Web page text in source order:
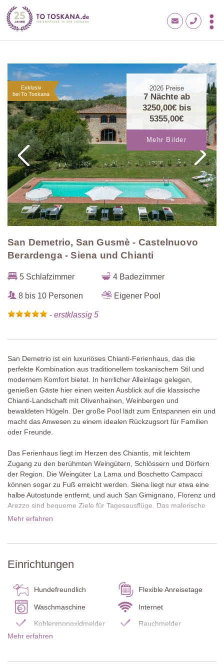
Exklusiv
bei To Toskana
2026Preise
7 Nächte ab
3250,00€bis
5355,00€
Mehr Bilder
San Demetrio, San Gusmè - Castelnuovo
Berardenga - Siena und Chianti
5 Schlafzimmer 4 Badezimmer
8 bis 10 Personen Eigener Pool
- erstklassig 5
San Demetrio ist ein luxuriöses Chianti-Ferienhaus, das die
perfekte Kombination aus traditionellem toskanischem Stil und
modernem Komfort bietet. In herrlicher Alleinlage gelegen,
genießen Gäste hier einen weiten Ausblick auf die klassische
Chianti-Landschaft mit Olivenhainen, Weinbergen und
bewaldeten Hügeln. Der große Pool lädt zum Entspannen ein und
macht das Anwesen zu einem idealen Rückzugsort für Familien
oder Freunde.
Das Ferienhaus liegt im Herzen des Chiantis, mit leichtem
Zugang zu den berühmten Weingütern, Schlössern und Dörfern
der Region. Die Weingüter La Lama und Boschetto Campacci
können sogar zu Fuß erreicht werden. Siena liegt nur etwa eine
halbe Autostunde entfernt, und auch San Gimignano, Florenz und
Arezzo sind bequeme Ziele für Tagesausflüge. Das malerische
Dorf San Gusmè liegt nur zwei Kilometer entfernt und verfügt
zwei mit Michelin-Sternen. Castelnuovo Berardenga, etwas weiter
entfernt, bietet alle wichtigen Einrichtungen, darunter
Das zweistöckige Natursteinhaus verfügt über ein sehr
großzügiges Raumkonzept und eine überdachte Terrasse, die
perfekt für gemeinsame Mahlzeiten und gesellige Stunden ist. Der
Poolbereich ist eingezäunt, was besonders für Familien mit
kleinen Kindern praktisch ist. Zwei der Schlafzimmer befinden sich
eingeschränkter Mobilität geeignet.
Mehr erfahren
Einrichtungen
Hundefreundlich Flexible Anreisetage
Waschmaschine Internet
Kohlenmonoxidmelder
Rauchmelder
Feuerlöscher
Mehr erfahren